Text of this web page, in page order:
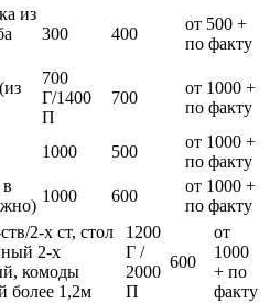
из
300 400
от 500 +
по факту
700
Г/1400
П
700
от 1000 +
по факту
1000 500
от 1000 +
по факту
1000 600
от 1000 +
по факту
2-х ст, стол
2-х
комоды
более 1,2м
1200
Г /
2000
П
600
от
1000
+ по
факту